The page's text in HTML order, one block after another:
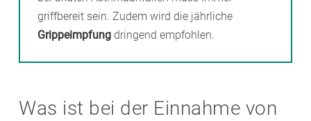
griffbereit sein. Zudem wird die jährliche
Grippeimpfung dringend empfohlen.
Was ist bei der Einnahme von